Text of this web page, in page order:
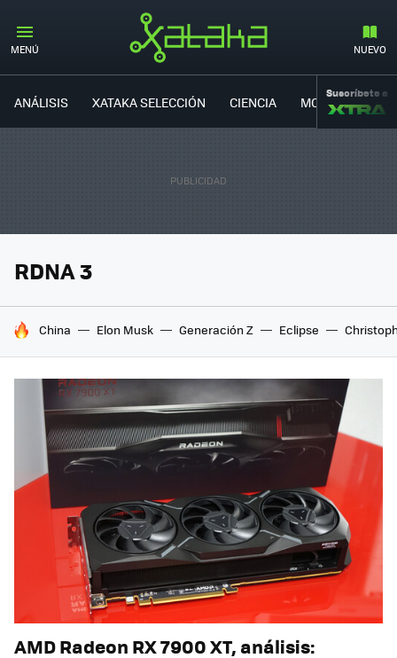
MENÚ NUEVO
ANÁLISIS XATAKA SELECCIÓN CIENCIA MOVILIDAD
Suscríbete a
RDNA 3
HOY SE HABLA DE
China Elon Musk Generación Z Eclipse
AMD Radeon RX 7900 XT, análisis: